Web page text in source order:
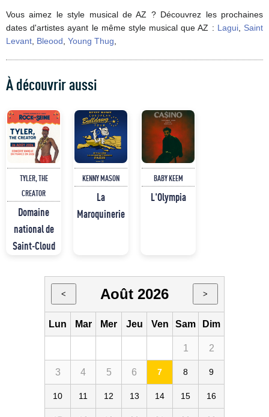
Vous aimez le style musical de AZ ? Découvrez les prochaines
dates d'artistes ayant le même style musical que AZ : Lagui, Saint
Levant Bleood Young Thug
À découvrir aussi
TYLER, THE
CREATOR
Domaine
national de
Saint-Cloud
KENNY MASON
La
Maroquinerie
BABY KEEM
L'Olympia
< Août 2026 >
Lun Mar Mer Jeu Ven Sam Dim
1 2
3 4 5 6 7 8 9
10 11 12 13 14 15 16